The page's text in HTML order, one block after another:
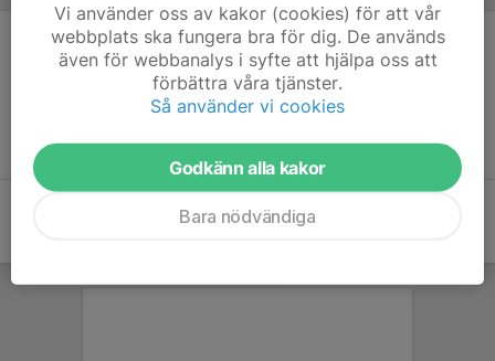
Inget referat skrivet
Vi använder oss av kakor (cookies) för att vår
webbplats ska fungera bra för dig. De används
även för webbanalys i syfte att hjälpa oss att
förbättra våra tjänster.
Så använder vi cookies
Godkänn alla kakor
Bara nödvändiga